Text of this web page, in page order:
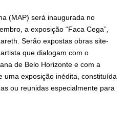
(MAP) será inaugurada no
a exposição “Faca Cega”,
Serão expostas obras site-
que dialogam com o
de Belo Horizonte e com a
uma exposição inédita, constituída
ou reunidas especialmente para